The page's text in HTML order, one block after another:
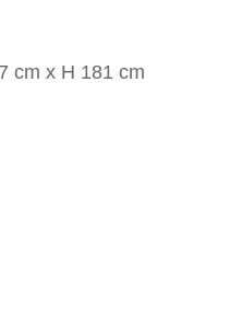
cm x H 181 cm